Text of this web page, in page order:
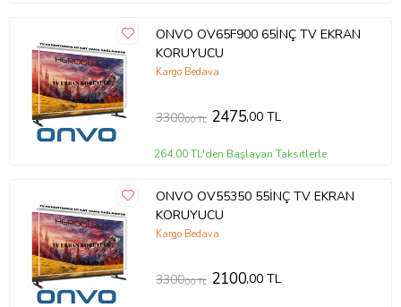
ONVO OV65F900 65İNÇ TV EKRAN
KORUYUCU
Kargo Bedava
3300,00 TL 2475,00 TL
264,00 TL'den Başlayan Taksitlerle
ONVO OV55350 55İNÇ TV EKRAN
KORUYUCU
Kargo Bedava
3300,00 TL 2100,00 TL